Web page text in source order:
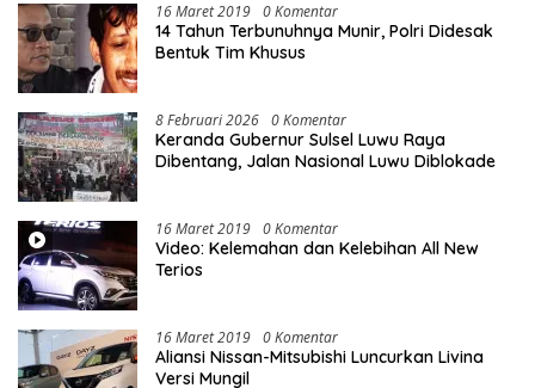
16 Maret 2019 0 Komentar
14 Tahun Terbunuhnya Munir, Polri Didesak
Bentuk Tim Khusus
8 Februari 2026 0 Komentar
Keranda Gubernur Sulsel Luwu Raya
Dibentang, Jalan Nasional Luwu Diblokade
16 Maret 2019 0 Komentar
Video: Kelemahan dan Kelebihan All New
Terios
16 Maret 2019 0 Komentar
Aliansi Nissan-Mitsubishi Luncurkan Livina
Versi Mungil